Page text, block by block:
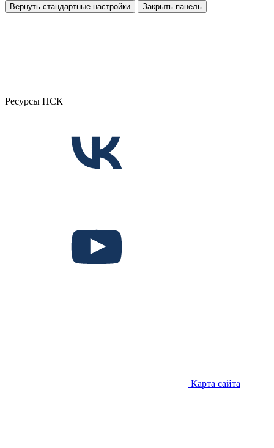
Вернуть стандартные настройки Закрыть панель
Ресурсы НСК
Карта сайта